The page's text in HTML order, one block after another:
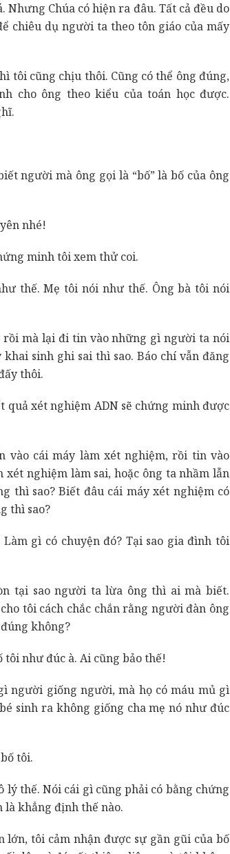
Nhưng Chúa có hiện ra đâu. Tất cả đều do
chiêu dụ người ta theo tôn giáo của mấy
tôi cũng chịu thôi. Cũng có thể ông đúng,
cho ông theo kiểu của toán học được.
người mà ông gọi là “bố” là bố của ông
nhé!
minh tôi xem thử coi.
thế. Mẹ tôi nói như thế. Ông bà tôi nói
mà lại đi tin vào những gì người ta nói
sinh ghi sai thì sao. Báo chí vẫn đăng
thôi.
quả xét nghiệm ADN sẽ chứng minh được
vào cái máy làm xét nghiệm, rồi tin vào
nghiệm làm sai, hoặc ông ta nhầm lẫn
thì sao? Biết đâu cái máy xét nghiệm có
thì sao?
gì có chuyện đó? Tại sao gia đình tôi
tại sao người ta lừa ông thì ai mà biết.
tôi cách chắc chắn rằng người đàn ông
không?
như đúc à. Ai cũng bảo thế!
người giống người, mà họ có máu mủ gì
sinh ra không giống cha mẹ nó như đúc
tôi.
lý thế. Nói cái gì cũng phải có bằng chứng
khẳng định thế nào.
lớn, tôi cảm nhận được sự gần gũi của bố